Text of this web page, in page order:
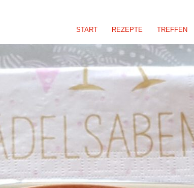
START REZEPTE TREFFEN